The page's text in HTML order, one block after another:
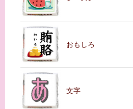
おもしろ
文字